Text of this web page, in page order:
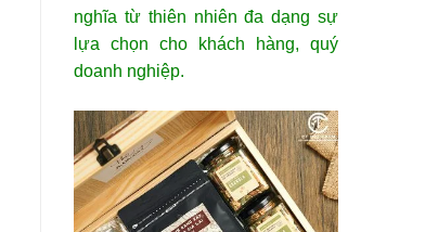
nghĩa từ thiên nhiên đa dạng sự
lựa chọn cho khách hàng, quý
doanh nghiệp.